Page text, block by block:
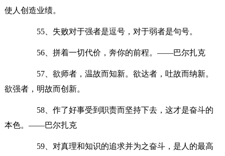
使人创造业绩。
55、失败对于强者是逗号，对于弱者是句号。
56、拼着一切代价，奔你的前程。——巴尔扎克
57、欲师者，温故而知新。欲达者，吐故而纳新。
欲强者，明故而创新。
58、作了好事受到职责而坚持下去，这才是奋斗的
本色。——巴尔扎克
59、对真理和知识的追求并为之奋斗，是人的最高